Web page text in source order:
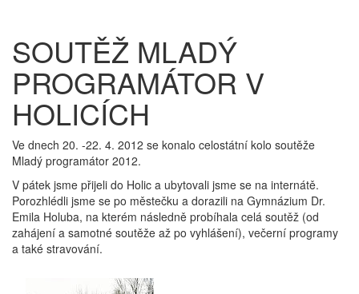
SOUTĚŽ MLADÝ
PROGRAMÁTOR V
HOLICÍCH
Ve dnech 20. -22. 4. 2012 se konalo celostátní kolo soutěže
Mladý programátor 2012.
V pátek jsme přijeli do Holic a ubytovali jsme se na internátě.
Porozhlédli jsme se po městečku a dorazili na Gymnázium Dr.
Emila Holuba, na kterém následně probíhala celá soutěž (od
zahájení a samotné soutěže až po vyhlášení), večerní programy
a také stravování.